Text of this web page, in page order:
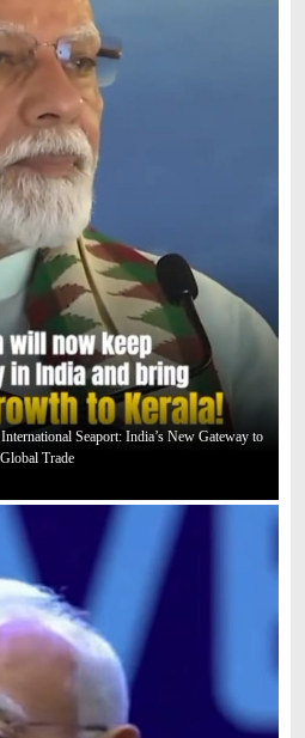
Seaport: India’s New Gateway to
Global Trade